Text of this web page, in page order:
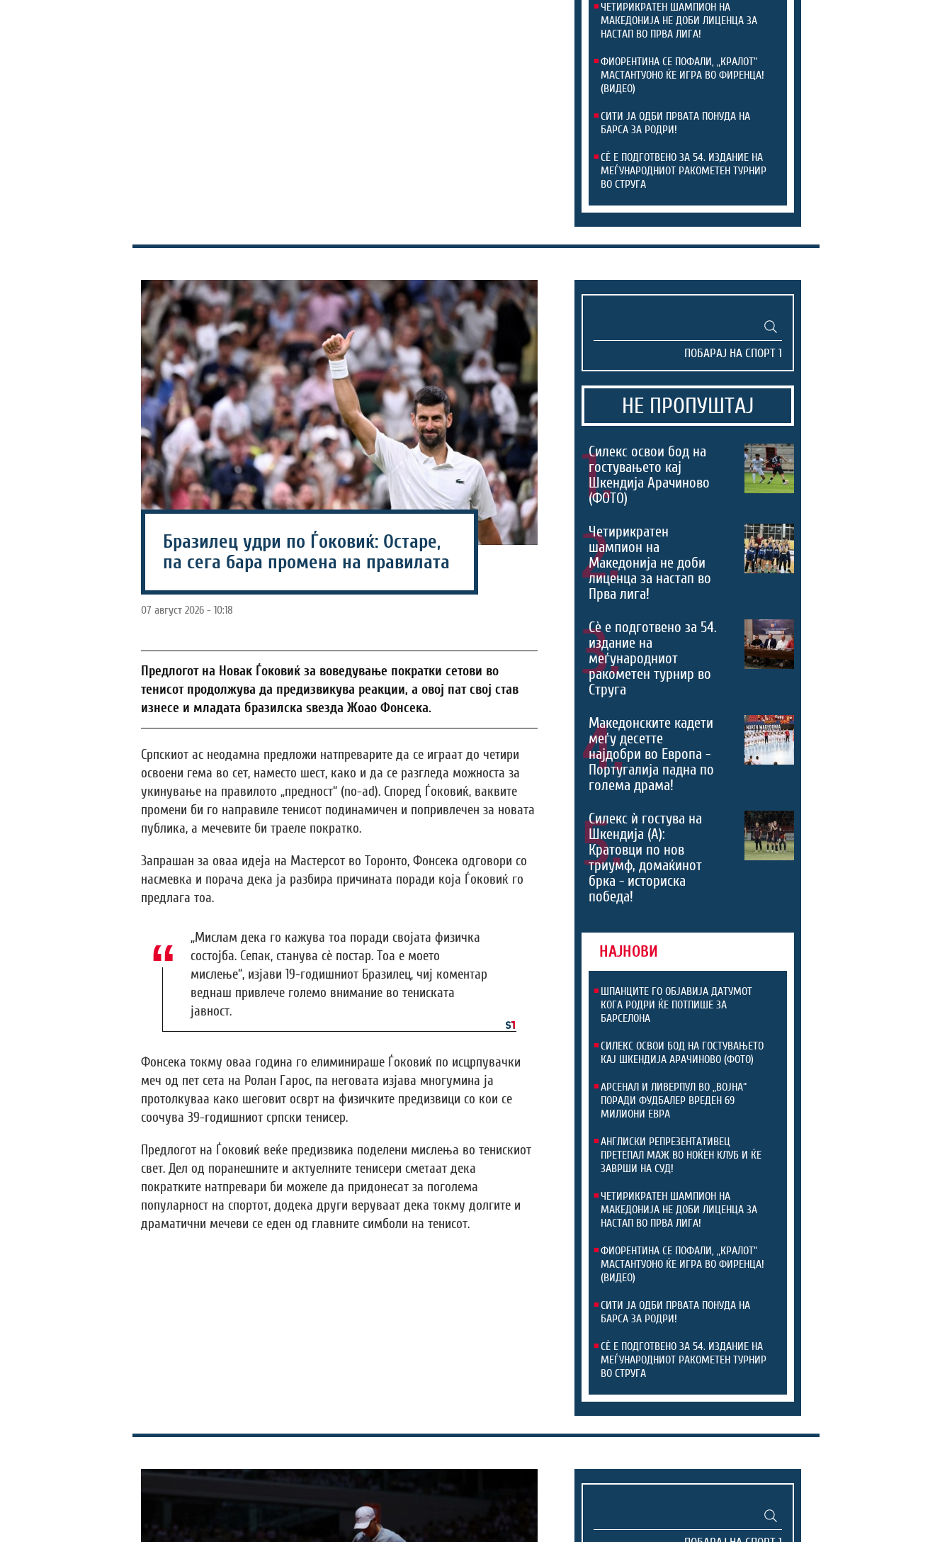
ЧЕТИРИКРАТЕН ШАМПИОН НА
МАКЕДОНИЈА НЕ ДОБИ ЛИЦЕНЦА ЗА
НАСТАП ВО ПРВА ЛИГА!
ФИОРЕНТИНА СЕ ПОФАЛИ, „КРАЛОТ“
МАСТАНТУОНО ЌЕ ИГРА ВО ФИРЕНЦА!
(ВИДЕО)
СИТИ ЈА ОДБИ ПРВАТА ПОНУДА НА
БАРСА ЗА РОДРИ!
СЀ Е ПОДГОТВЕНО ЗА 54. ИЗДАНИЕ НА
МЕЃУНАРОДНИОТ РАКОМЕТЕН ТУРНИР
ВО СТРУГА
Бразилец удри по Ѓоковиќ: Остаре,
па сега бара промена на правилата
07 август 2026 - 10:18
Предлогот на Новак Ѓоковиќ за воведување пократки сетови во
тенисот продолжува да предизвикува реакции, а овој пат свој став
изнесе и младата бразилска ѕвезда Жоао Фонсека.
Српскиот ас неодамна предложи натпреварите да се играат до четири
освоени гема во сет, наместо шест, како и да се разгледа можноста за
укинување на правилото „предност“ (no-ad). Според Ѓоковиќ, ваквите
промени би го направиле тенисот подинамичен и попривлечен за новата
публика, а мечевите би траеле пократко.
Запрашан за оваа идеја на Мастерсот во Торонто, Фонсека одговори со
насмевка и порача дека ја разбира причината поради која Ѓоковиќ го
предлага тоа.
„Мислам дека го кажува тоа поради својата физичка
состојба. Сепак, станува сè постар. Тоа е моето
мислење“, изјави 19-годишниот Бразилец, чиј коментар
веднаш привлече големо внимание во тениската
јавност.
Фонсека токму оваа година го елиминираше Ѓоковиќ по исцрпувачки
меч од пет сета на Ролан Гарос, па неговата изјава многумина ја
протолкуваа како шеговит осврт на физичките предизвици со кои се
соочува 39-годишниот српски тенисер.
Предлогот на Ѓоковиќ веќе предизвика поделени мислења во тенискиот
свет. Дел од поранешните и актуелните тенисери сметаат дека
пократките натпревари би можеле да придонесат за поголема
популарност на спортот, додека други веруваат дека токму долгите и
драматични мечеви се еден од главните симболи на тенисот.
НЕ ПРОПУШТАЈ
1.
Силекс освои бод на
гостувањето кај
Шкендија Арачиново
(ФОТО)
2.
Четирикратен
шампион на
Македонија не доби
лиценца за настап во
Прва лига!
3.
Сѐ е подготвено за 54.
издание на
меѓународниот
ракометен турнир во
Струга
4.
Македонските кадети
меѓу десетте
најдобри во Европа -
Португалија падна по
голема драма!
5.
Силекс ѝ гостува на
Шкендија (А):
Кратовци по нов
триумф, домаќинот
брка - историска
победа!
НАЈНОВИ
ШПАНЦИТЕ ГО ОБЈАВИЈА ДАТУМОТ
КОГА РОДРИ ЌЕ ПОТПИШЕ ЗА
БАРСЕЛОНА
СИЛЕКС ОСВОИ БОД НА ГОСТУВАЊЕТО
КАЈ ШКЕНДИЈА АРАЧИНОВО (ФОТО)
АРСЕНАЛ И ЛИВЕРПУЛ ВО „ВОЈНА“
ПОРАДИ ФУДБАЛЕР ВРЕДЕН 69
МИЛИОНИ ЕВРА
АНГЛИСКИ РЕПРЕЗЕНТАТИВЕЦ
ПРЕТЕПАЛ МАЖ ВО НОЌЕН КЛУБ И ЌЕ
ЗАВРШИ НА СУД!
ЧЕТИРИКРАТЕН ШАМПИОН НА
МАКЕДОНИЈА НЕ ДОБИ ЛИЦЕНЦА ЗА
НАСТАП ВО ПРВА ЛИГА!
ФИОРЕНТИНА СЕ ПОФАЛИ, „КРАЛОТ“
МАСТАНТУОНО ЌЕ ИГРА ВО ФИРЕНЦА!
(ВИДЕО)
СИТИ ЈА ОДБИ ПРВАТА ПОНУДА НА
БАРСА ЗА РОДРИ!
СЀ Е ПОДГОТВЕНО ЗА 54. ИЗДАНИЕ НА
МЕЃУНАРОДНИОТ РАКОМЕТЕН ТУРНИР
ВО СТРУГА